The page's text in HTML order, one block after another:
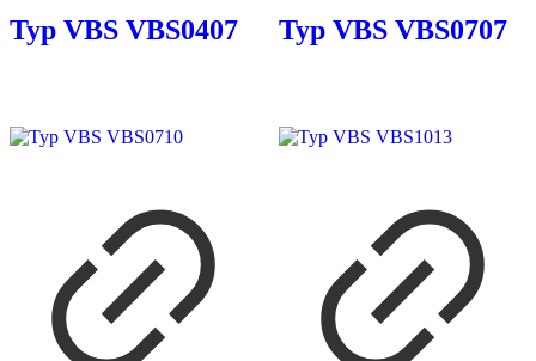
Typ VBS VBS0407 Typ VBS VBS0707